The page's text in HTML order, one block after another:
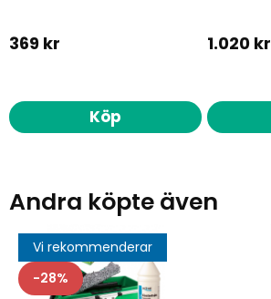
369 kr
Köp
1.020 kr
Andra köpte även
Vi rekommenderar
28